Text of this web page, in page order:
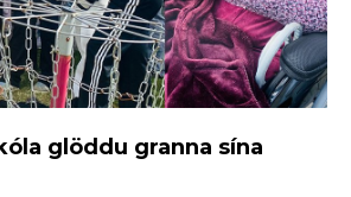
glöddu granna sína